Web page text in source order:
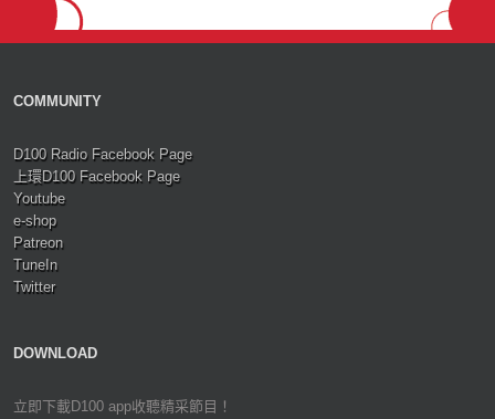
COMMUNITY
D100 Radio Facebook Page
上環D100 Facebook Page
Youtube
e-shop
Patreon
TuneIn
Twitter
DOWNLOAD
立即下載D100 app收聽精采節目！